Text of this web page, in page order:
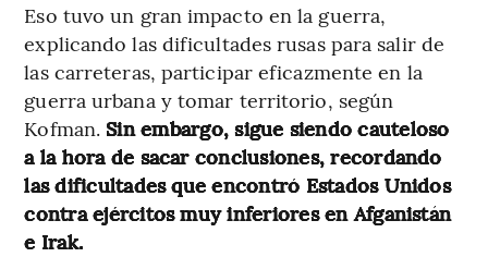
Eso tuvo un gran impacto en la guerra,
explicando las dificultades rusas para salir de
las carreteras, participar eficazmente en la
guerra urbana y tomar territorio, según
Kofman. Sin embargo, sigue siendo cauteloso
a la hora de sacar conclusiones, recordando
las dificultades que encontró Estados Unidos
contra ejércitos muy inferiores en Afganistán
e Irak.